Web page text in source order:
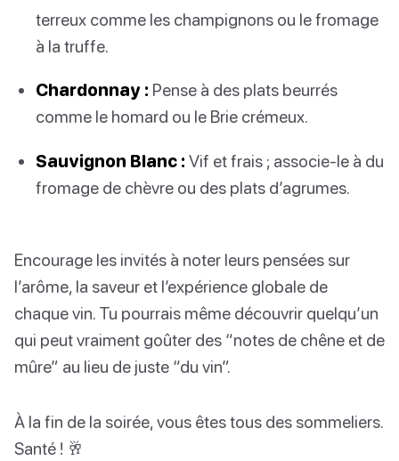
terreux comme les champignons ou le fromage
à la truffe.
Chardonnay : Pense à des plats beurrés
comme le homard ou le Brie crémeux.
Sauvignon Blanc : Vif et frais ; associe-le à du
fromage de chèvre ou des plats d’agrumes.
Encourage les invités à noter leurs pensées sur
l’arôme, la saveur et l’expérience globale de
chaque vin. Tu pourrais même découvrir quelqu’un
qui peut vraiment goûter des “notes de chêne et de
mûre” au lieu de juste “du vin”.
À la fin de la soirée, vous êtes tous des sommeliers.
Santé ! 🥂